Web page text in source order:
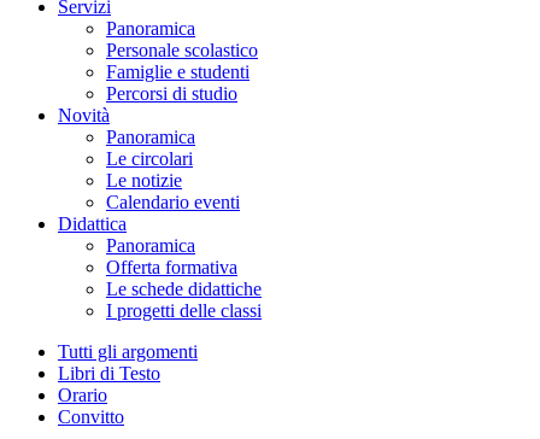
Servizi
Panoramica
Personale scolastico
Famiglie e studenti
Percorsi di studio
Novità
Panoramica
Le circolari
Le notizie
Calendario eventi
Didattica
Panoramica
Offerta formativa
Le schede didattiche
I progetti delle classi
Tutti gli argomenti
Libri di Testo
Orario
Convitto